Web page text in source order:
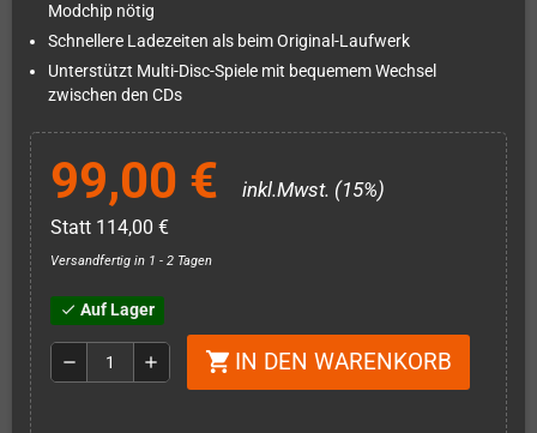
Modchip nötig
Schnellere Ladezeiten als beim Original-Laufwerk
Unterstützt Multi-Disc-Spiele mit bequemem Wechsel
zwischen den CDs
99,00 € inkl.Mwst. (15%)
Statt 114,00 €
Versandfertig in 1 - 2 Tagen
check Auf Lager
remove add shopping_cart IN DEN WARENKORB